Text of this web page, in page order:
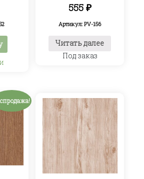
555 ₽
Артикул: PV-156
Читать далее
Под заказ